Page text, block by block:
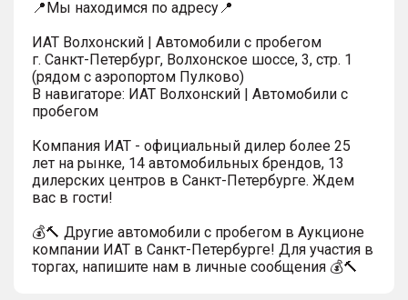
📍Мы находимся по адресу📍
ИАТ Волхонский | Автомобили с пробегом
г. Санкт-Петербург, Волхонское шоссе, 3, стр. 1
(рядом с аэропортом Пулково)
В навигаторе: ИАТ Волхонский | Автомобили с
пробегом
Компания ИАТ - официальный дилер более 25
лет на рынке, 14 автомобильных брендов, 13
дилерских центров в Санкт-Петербурге. Ждем
вас в гости!
💰🔨 Другие автомобили с пробегом в Аукционе
компании ИАТ в Санкт-Петербурге! Для участия в
торгах, напишите нам в личные сообщения 💰🔨